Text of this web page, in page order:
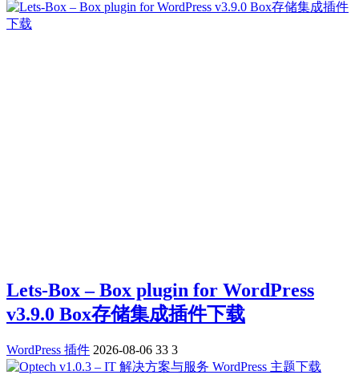
Lets-Box – Box plugin for WordPress
v3.9.0 Box存储集成插件下载
WordPress 插件 2026-08-06 33 3